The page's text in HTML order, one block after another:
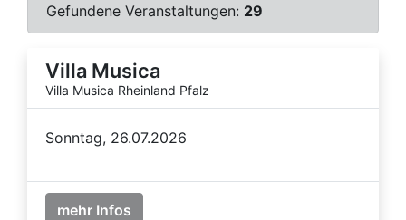
Gefundene Veranstaltungen: 29
Villa Musica
Villa Musica Rheinland Pfalz
Sonntag, 26.07.2026
mehr Infos